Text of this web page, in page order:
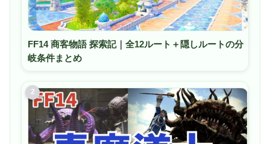
FF14 商客物語 探索記｜全12ルート＋隠しルートの分
岐条件まとめ
2